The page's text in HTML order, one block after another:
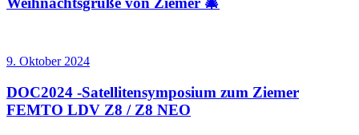
9. Oktober 2024
DOC2024 -Satellitensymposium zum Ziemer
FEMTO LDV Z8 / Z8 NEO